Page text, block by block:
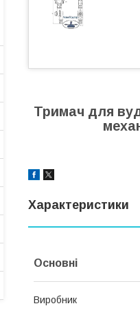
Тримач для
Характеристики
Основні
Виробник